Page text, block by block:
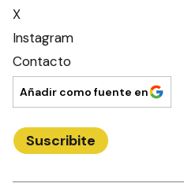
X
Instagram
Contacto
Añadir como fuente en
Suscribite